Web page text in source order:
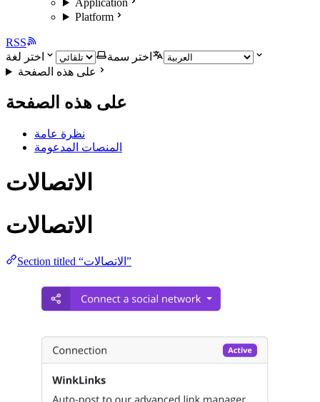
Application
Platform
RSS
اختر سمة
اختر لغة
على هذه الصفحة
على هذه الصفحة
نظرة عامة
المنصات المدعومة
الاتصالات
الاتصالات
Section titled “الاتصالات”